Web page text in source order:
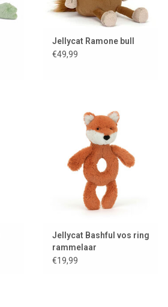
Jellycat Ramone bull
€49,99
Jellycat Bashful vos ring
rammelaar
€19,99